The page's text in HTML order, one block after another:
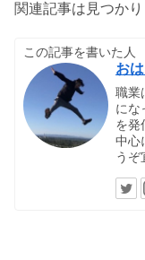
関連記事は見つかり
この記事を書いた人
お
職業
にな
を発
中心
うぞ